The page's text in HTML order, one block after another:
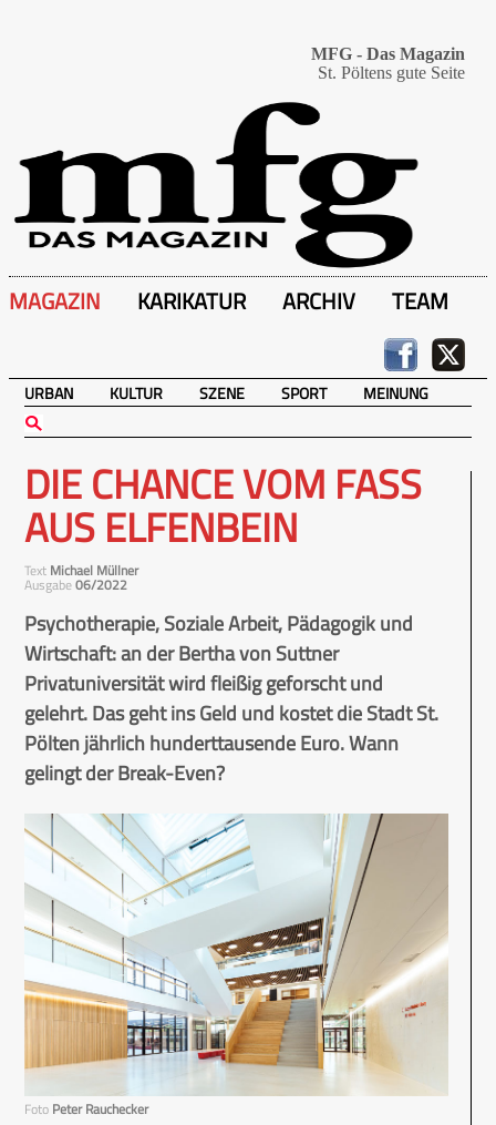
MFG - Das Magazin
St. Pöltens gute Seite
MAGAZIN KARIKATUR ARCHIV TEAM
URBAN KULTUR SZENE SPORT MEINUNG
DIE CHANCE VOM FASS
AUS ELFENBEIN
Text Michael Müllner
Ausgabe06/2022
Psychotherapie, Soziale Arbeit, Pädagogik und
Wirtschaft: an der Bertha von Suttner
Privatuniversität wird fleißig geforscht und
gelehrt. Das geht ins Geld und kostet die Stadt St.
Pölten jährlich hunderttausende Euro. Wann
gelingt der Break-Even?
Foto Peter Rauchecker